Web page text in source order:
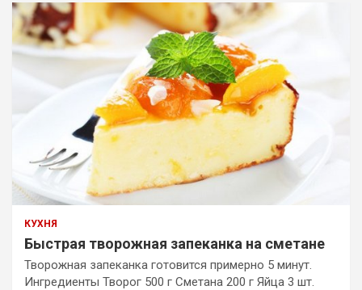
КУХНЯ
Быстрая творожная запеканка на сметане
Творожная запеканка готовится примерно 5 минут.
Ингредиенты Творог 500 г Сметана 200 г Яйца 3 шт.